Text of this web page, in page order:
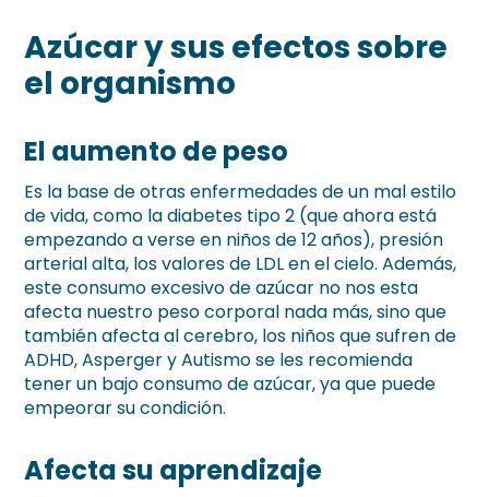
Azúcar y sus efectos sobre
el organismo
El aumento de peso
Es la base de otras enfermedades de un mal estilo
de vida, como la diabetes tipo 2 (que ahora está
empezando a verse en niños de 12 años), presión
arterial alta, los valores de LDL en el cielo. Además,
este consumo excesivo de azúcar no nos esta
afecta nuestro peso corporal nada más, sino que
también afecta al cerebro, los niños que sufren de
ADHD, Asperger y Autismo se les recomienda
tener un bajo consumo de azúcar, ya que puede
empeorar su condición.
Afecta su aprendizaje